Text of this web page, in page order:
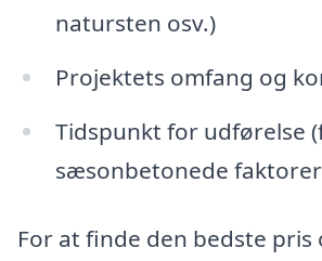
natursten osv.)
Projektets omfang og
Tidspunkt for udførelse
sæsonbetonede
For at finde den bedste